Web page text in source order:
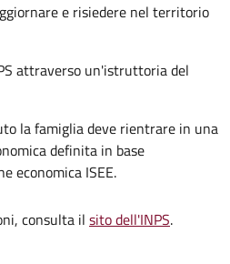
e risiedere nel territorio
attraverso un'istruttoria del
la famiglia deve rientrare in una
definita in base
economica ISEE.
consulta il sito dell'INPS.